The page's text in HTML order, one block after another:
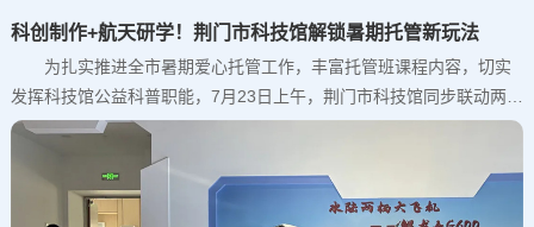
科创制作+航天研学！荆门市科技馆解锁暑期托管新玩法
为扎实推进全市暑期爱心托管工作，丰富托管班课程内容，切实
发挥科技馆公益科普职能，7月23日上午，荆门市科技馆同步联动两大
社区开展科普活动，通过“科普下沉进社区+研学走进科技馆”双线并行
的方式，为两个社区爱心托管班的孩子们送上趣味性、多元化的暑期
科普体验。 在月亮湾社区爱心托管班，市科技馆依托科普大篷车
资源，有序开展科技主题图片展览、防溺水安全视频展播等常规科普